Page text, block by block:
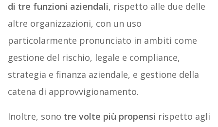
di tre funzioni aziendali, rispetto alle due delle
altre organizzazioni, con un uso
particolarmente pronunciato in ambiti come
gestione del rischio, legale e compliance,
strategia e finanza aziendale, e gestione della
catena di approvvigionamento.
Inoltre, sono tre volte più propensi rispetto agli